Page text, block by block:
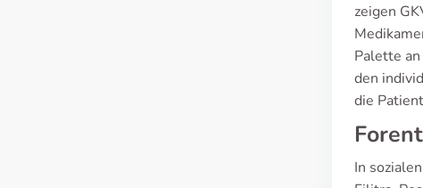
zeigen
Palette
den
die
In